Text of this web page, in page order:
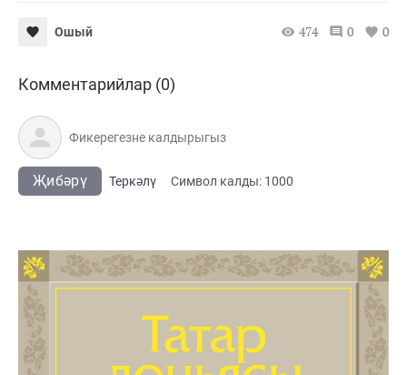
Ошый 474 0 0
Комментарийлар (0)
Җибәрү Теркәлү Cимвол калды: 1000